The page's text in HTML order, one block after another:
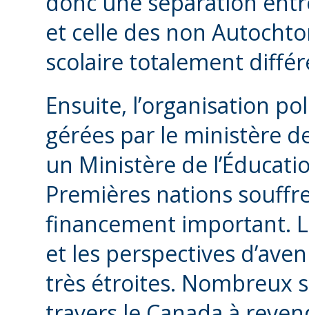
et celle des non
scolaire totalement
Ensuite, l’organisation
gérées par le ministère
un Ministère de
Premières nations
financement important.
et les perspectives
très étroites. Nombreux